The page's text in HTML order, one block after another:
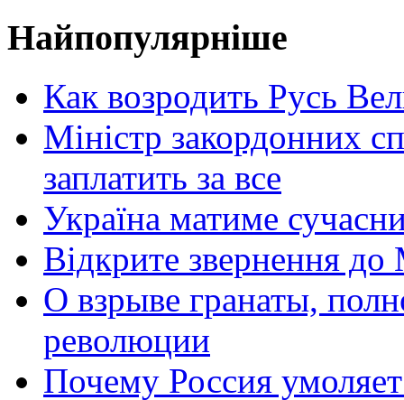
Найпопулярніше
Как возродить Русь
Міністр закордонних
заплатить за все
Україна матиме
Відкрите звернення
О взрыве гранаты,
революции
Почему Россия